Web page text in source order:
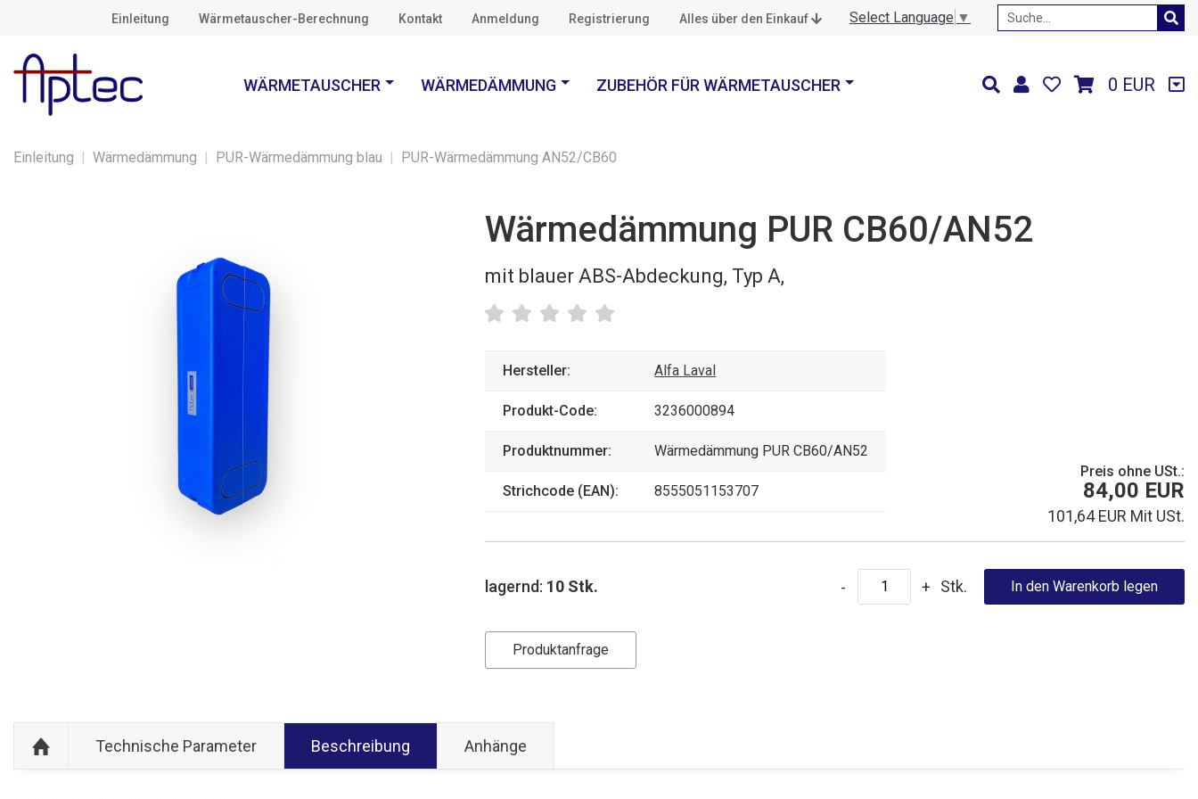
Einleitung Wärmetauscher-Berechnung Kontakt Anmeldung Registrierung Alles über den Einkauf Select Language ▼
WÄRMETAUSCHER WÄRMEDÄMMUNG ZUBEHÖR FÜR WÄRMETAUSCHER 0 EUR
Einleitung | Wärmedämmung | PUR-Wärmedämmung blau | PUR-Wärmedämmung AN52/CB60
Wärmedämmung PUR CB60/AN52
mit blauer ABS-Abdeckung, Typ A,
Hersteller: Alfa Laval
Produkt-Code: 3236000894
Produktnummer: Wärmedämmung PUR CB60/AN52
Strichcode (EAN): 8555051153707
Preis ohne USt.:
84,00 EUR
101,64 EUR Mit USt.
lagernd: 10 Stk. - + Stk.
Produktanfrage
Technische Parameter Beschreibung Anhänge